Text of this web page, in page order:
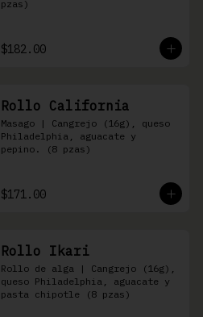
pzas)
$182.00
Rollo California
Masago | Cangrejo (16g), queso
Philadelphia, aguacate y
pepino. (8 pzas)
$171.00
Rollo Ikari
Rollo de alga | Cangrejo (16g),
queso Philadelphia, aguacate y
pasta chipotle (8 pzas)